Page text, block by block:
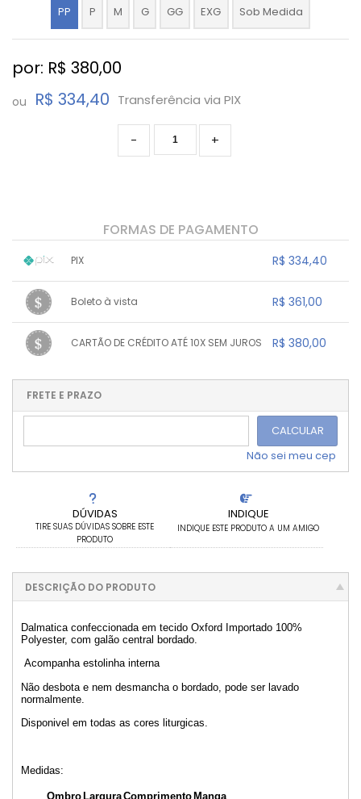
PP P M G GG EXG Sob Medida
DÚVIDAS
TIRE SUAS DÚVIDAS SOBRE ESTE
PRODUTO
INDIQUE
INDIQUE ESTE PRODUTO A UM AMIGO
por: R$ 380,00
ou R$ 334,40 Transferência via PIX
+
-
FORMAS DE PAGAMENTO
PIX R$ 334,40
.
Boleto à vista R$ 361,00
.
CARTÃO DE CRÉDITO ATÉ 10X SEM JUROS R$ 380,00
...
....
FRETE E PRAZO
CALCULAR
Não sei meu cep
DESCRIÇÃO DO PRODUTO
Dalmatica confeccionada em tecido Oxford Importado 100%
Polyester, com galão central bordado.
Acompanha estolinha interna
Não desbota e nem desmancha o bordado, pode ser lavado
normalmente.
Disponivel em todas as cores liturgicas.
Medidas:
Ombro LarguraComprimento Manga